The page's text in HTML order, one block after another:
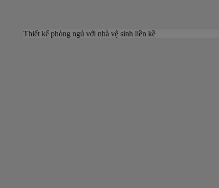
Thiết kế phòng ngủ với nhà vệ sinh liền kề